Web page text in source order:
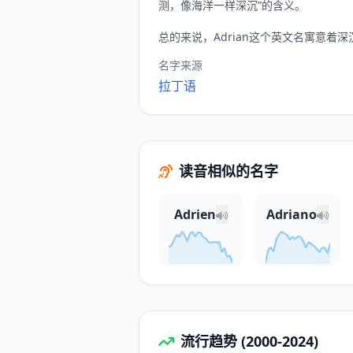
测，像海洋一样深沉”的含义。
总的来说，Adrian这个英文名寓意着深
名字来源
拉丁语
读音相似的名字
Adrien Adriano
流行趋势 (2000-2024)